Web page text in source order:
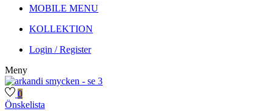
MOBILE MENU
KOLLEKTION
Login / Register
Meny
0
Önskelista